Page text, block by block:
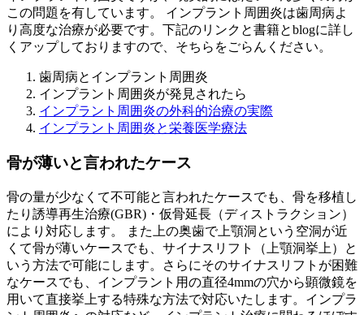
この問題を有しています。 インプラント周囲炎は歯周病よ
り高度な治療が必要です。下記のリンクと書籍とblogに詳し
くアップしておりますので、そちらをごらんください。
歯周病とインプラント周囲炎
インプラント周囲炎が発見されたら
インプラント周囲炎の外科的治療の実際
インプラント周囲炎と栄養医学療法
骨が薄いと言われたケース
骨の量が少なくて不可能と言われたケースでも、骨を移植し
たり誘導再生治療(GBR)・仮骨延長（ディストラクション）
により対応します。 また上の奥歯で上顎洞という空洞が近
くて骨が薄いケースでも、サイナスリフト（上顎洞挙上）と
いう方法で可能にします。さらにそのサイナスリフトが困難
なケースでも、インプラント用の直径4mmの穴から顕微鏡を
用いて直接挙上する特殊な方法で対応いたします。インプラ